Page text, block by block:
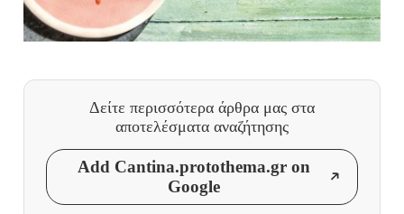
Δείτε περισσότερα άρθρα μας στα
αποτελέσματα αναζήτησης
Add Cantina.protothema.gr on
Google